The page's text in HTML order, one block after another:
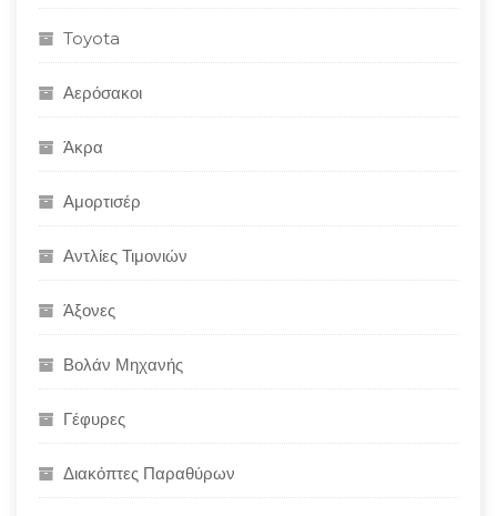
Toyota
Αερόσακοι
Άκρα
Αμορτισέρ
Αντλίες Τιμονιών
Άξονες
Βολάν Μηχανής
Γέφυρες
Διακόπτες Παραθύρων